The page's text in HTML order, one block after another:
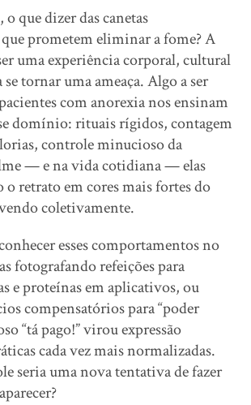
o que dizer das canetas
que prometem eliminar a fome? A
uma experiência corporal, cultural
tornar uma ameaça. Algo a ser
com anorexia nos ensinam
domínio: rituais rígidos, contagem
controle minucioso da
— e na vida cotidiana — elas
o retrato em cores mais fortes do
coletivamente.
esses comportamentos no
fotografando refeições para
e proteínas em aplicativos, ou
compensatórios para “poder
“tá pago!” virou expressão
cada vez mais normalizadas.
seria uma nova tentativa de fazer